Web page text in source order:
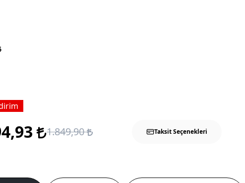
1.849,90 Taksit Seçenekleri